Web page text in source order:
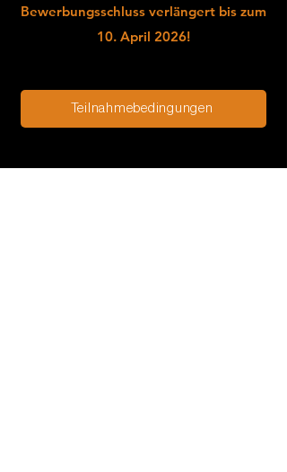
Bewerbungsschluss verlängert bis zum
10. April 2026!
Teilnahmebedingungen